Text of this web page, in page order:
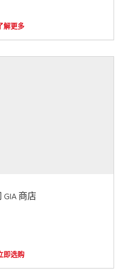
解更多
GIA 商店
即选购